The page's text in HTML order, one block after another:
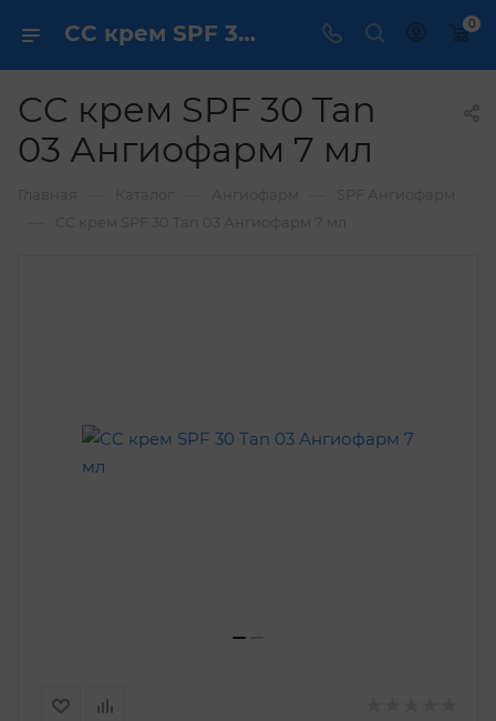
CC крем SPF 30 Tan 03 Ангиофарм 7 мл купить по выгодной цене в интернет магазине 0
CC крем SPF 30 Tan
03 Ангиофарм 7 мл